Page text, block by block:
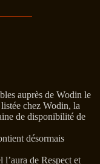
auprès de Wodin le
chez Wodin, la
de disponibilité de
désormais
l’aura de Respect et